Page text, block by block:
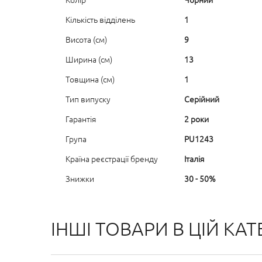
Кількість відділень
1
Висота (см)
9
Ширина (см)
13
Товщина (см)
1
Тип випуску
Серійний
Гарантія
2 роки
Група
PU1243
Країна реєстрації бренду
Італія
Знижки
30 - 50%
ІНШІ ТОВАРИ В ЦІЙ